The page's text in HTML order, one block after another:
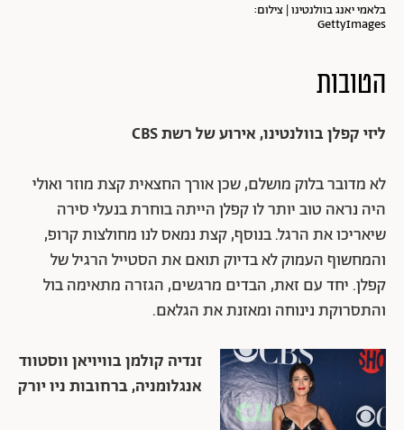
בלאמי יאנג בוולנטינו | צילום:
GettyImages
הטובות
ליזי קפלן בוולנטינו, אירוע של רשת CBS
לא מדובר בלוק מושלם, שכן אורך החצאית קצת מוזר ואולי
היה נראה טוב יותר לו קפלן הייתה בוחרת בנעלי סירה
שיאריכו את הרגל. בנוסף, קצת נמאס לנו מחולצות קרופ,
והמחשוף העמוק לא בדיוק תואם את הסטייל הרגיל של
קפלן. יחד עם זאת, הבדים מרגשים, הגזרה מתאימה בול
והתסרוקת נינוחה ומאזנת את הגלאם.
זנדיה קולמן בוויויאן ווסטווד
אנגלומניה, ברחובות ניו יורק